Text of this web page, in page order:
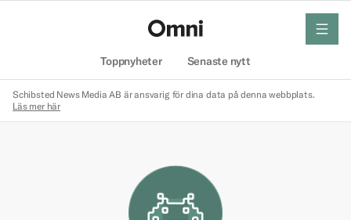
Toppnyheter Senaste nytt
meny
Schibsted News Media AB är ansvarig för dina data på denna webbplats.
Läs mer här